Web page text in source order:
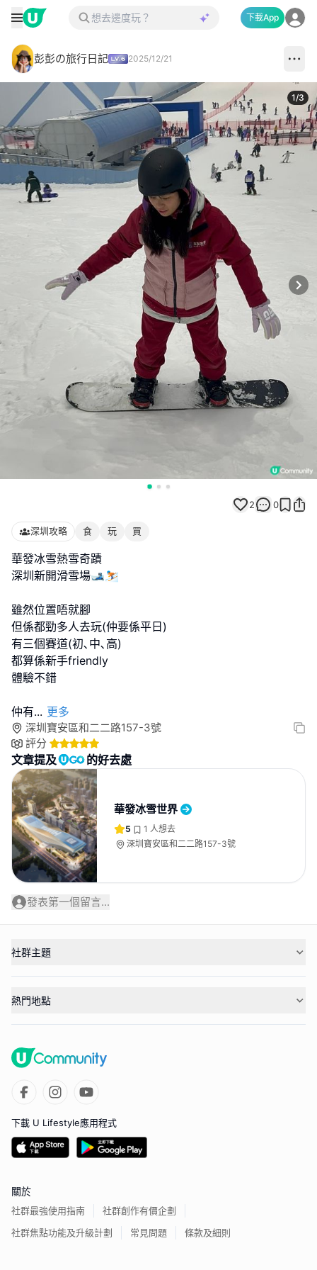
下載App
彭彭の旅行日記 2025/12/21
1/3
2 0
深圳攻略 食 玩 買
華發冰雪熱雪奇蹟
深圳新開滑雪場🎿⛷️
雖然位置唔就腳
但係都勁多人去玩(仲要係平日)
有三個賽道(初､中､高)
都算係新手friendly
體驗不錯
仲有... 更多
深圳寶安區和二二路157-3號
評分
文章提及 的好去處
華發冰雪世界
5 1 人想去
深圳寶安區和二二路157-3號
發表第一個留言...
社群主題
熱門地點
下載 U Lifestyle應用程式
關於
社群最強使用指南
社群創作有價企劃
社群焦點功能及升級計劃
常見問題 條款及細則